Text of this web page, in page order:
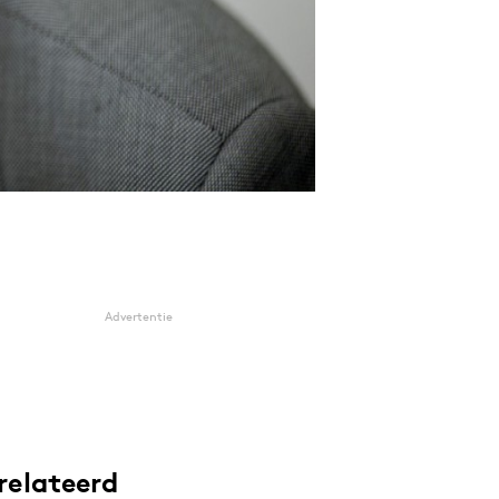
Advertentie